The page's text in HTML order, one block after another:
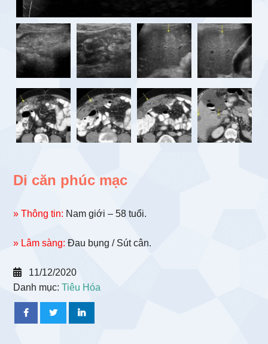
Di căn phúc mạc
» Thông tin: Nam giới – 58 tuổi.
» Lâm sàng: Đau bụng / Sút cân.
11/12/2020
Danh mục:Tiêu Hóa